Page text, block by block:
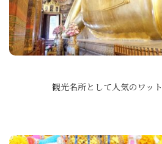
観光名所として人気のワッ